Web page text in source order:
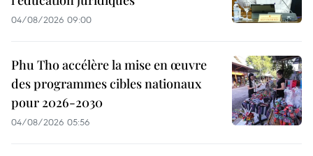
04/08/2026 09:00
Phu Tho accélère la mise en œuvre
des programmes cibles nationaux
pour 2026-2030
04/08/2026 05:56